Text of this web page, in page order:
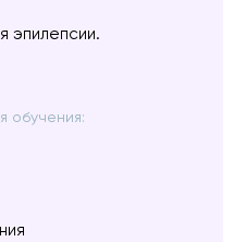
эпилепсии.
обучения: